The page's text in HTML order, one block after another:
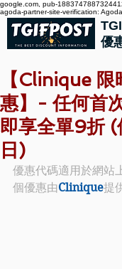
google.com, pub-
agoda-partner-site-verification:
優
【Clinique
惠】- 任何首
即享全單9折 (
日)
優惠代碼適用於網站
個優惠由Clinique提